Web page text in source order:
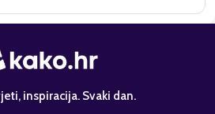
inspiracija. Svaki dan.